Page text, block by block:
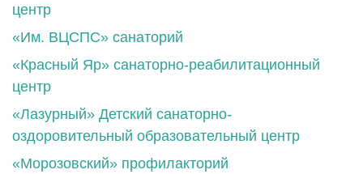
центр
«Им. ВЦСПС» санаторий
«Красный Яр» санаторно-реабилитационный
центр
«Лазурный» Детский санаторно-
оздоровительный образовательный центр
«Морозовский» профилакторий